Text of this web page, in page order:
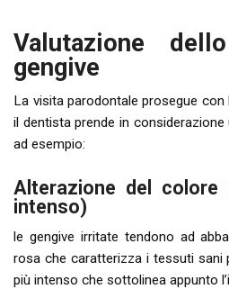
Valutazione
gengive
La visita parodontale prosegue con
il dentista prende in
ad esempio:
Alterazione del
intenso)
le gengive irritate tendono ad
rosa che caratterizza i tessuti sani
più intenso che sottolinea appunto